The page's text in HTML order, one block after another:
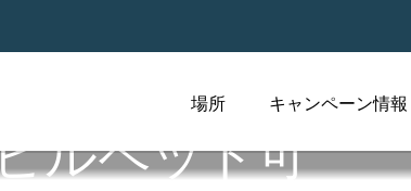
場所 キャンペーン情報
ルペット可